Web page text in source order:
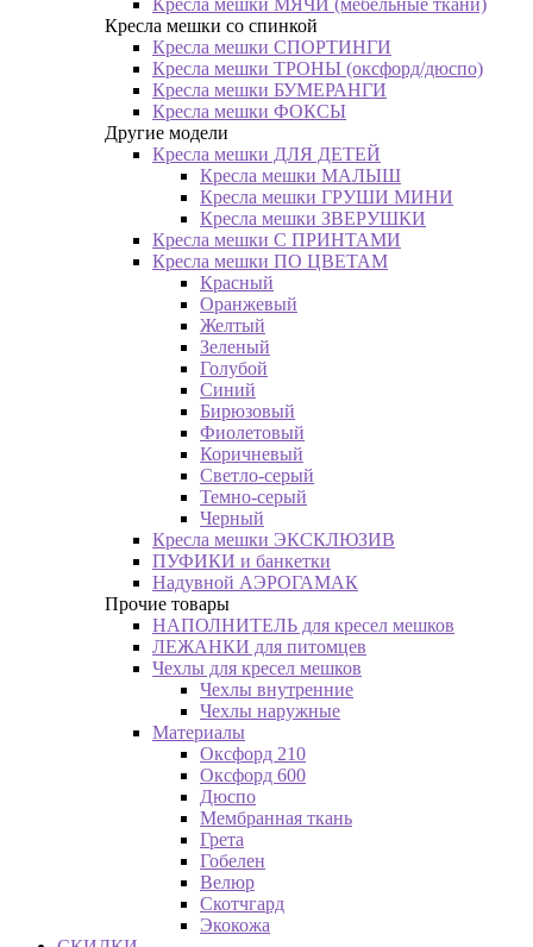
Кресла мешки МЯЧИ (мебельные ткани)
Кресла мешки со спинкой
Кресла мешки СПОРТИНГИ
Кресла мешки ТРОНЫ (оксфорд/дюспо)
Кресла мешки БУМЕРАНГИ
Кресла мешки ФОКСЫ
Другие модели
Кресла мешки ДЛЯ ДЕТЕЙ
Кресла мешки МАЛЫШ
Кресла мешки ГРУШИ МИНИ
Кресла мешки ЗВЕРУШКИ
Кресла мешки С ПРИНТАМИ
Кресла мешки ПО ЦВЕТАМ
Красный
Оранжевый
Желтый
Зеленый
Голубой
Синий
Бирюзовый
Фиолетовый
Коричневый
Светло-серый
Темно-серый
Черный
Кресла мешки ЭКСКЛЮЗИВ
ПУФИКИ и банкетки
Надувной АЭРОГАМАК
Прочие товары
НАПОЛНИТЕЛЬ для кресел мешков
ЛЕЖАНКИ для питомцев
Чехлы для кресел мешков
Чехлы внутренние
Чехлы наружные
Материалы
Оксфорд 210
Оксфорд 600
Дюспо
Мембранная ткань
Грета
Гобелен
Велюр
Скотчгард
Экокожа